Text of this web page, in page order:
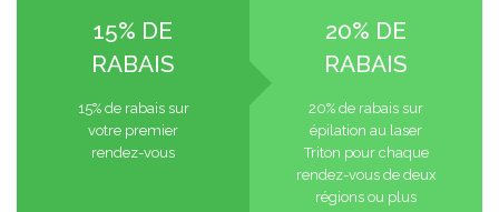
15% DE
RABAIS
15% de rabais sur
votre premier
rendez-vous
20% DE
RABAIS
20% de rabais sur
épilation au laser
Triton pour chaque
rendez-vous de deux
régions ou plus